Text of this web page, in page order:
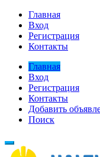
Главная
Вход
Регистрация
Контакты
Главная
Вход
Регистрация
Контакты
Добавить
Поиск